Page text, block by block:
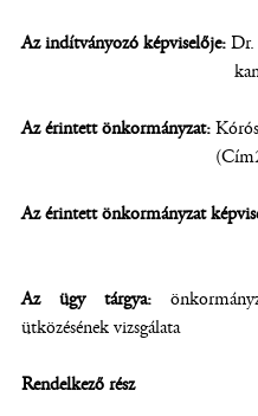
Az indítványozó képviselője:Dr.
kamarai
Az érintett önkormányzat:
Az érintett önkormányzat
Az ügy tárgya:
ütközésének vizsgálata
Rendelkező rész